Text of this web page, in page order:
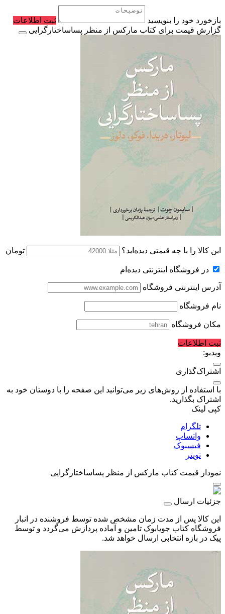
بازخورد خود را بنویسید
ثبت اطلاعات
گزارش قیمت برای کتاب مارکس از منظر پساساختارگرایی
این کالا را با چه قیمتی دیده‌اید؟ تومان
در فروشگاه اینترنتی دیده‌ام
آدرس اینترنتی فروشگاه
نام فروشگاه
مکان فروشگاه
ثبت اطلاعات
ویدیو:
اشتراک‌گذاری
با استفاده از روش‌های زیر می‌توانید این صفحه را با دوستان خود به
اشتراک بگذارید.
کپی لینک
تلگرام
واتساپ
فیسبوک
تویتر
نمودار قیمت کتاب مارکس از منظر پساساختارگرایی
جزئیات ارسال
این کالا پس از مدت زمان مشخص شده توسط فروشنده در انبار
فروشگاه کتاب جویابوک تامین و آماده پردازش می‌گردد و توسط
پیک در بازه انتخابی ارسال خواهد شد.